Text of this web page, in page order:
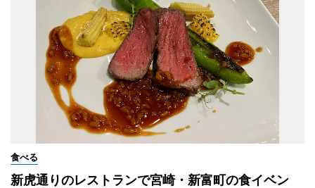
食べる
新虎通りのレストランで宮崎・新富町の食イベン